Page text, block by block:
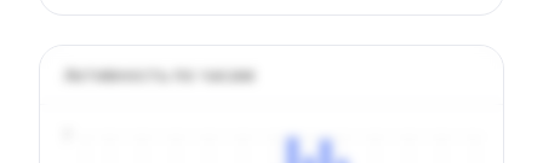
Активность по часам